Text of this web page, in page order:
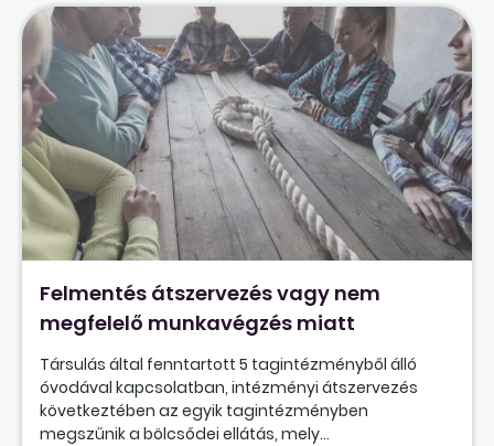
Felmentés átszervezés vagy nem
megfelelő munkavégzés miatt
Társulás által fenntartott 5 tagintézményből álló
óvodával kapcsolatban, intézményi átszervezés
következtében az egyik tagintézményben
megszűnik a bölcsődei ellátás, mely...